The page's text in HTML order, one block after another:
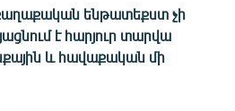
ենթատեքստ չի
է հարյուր տարվա
և հավաքական մի